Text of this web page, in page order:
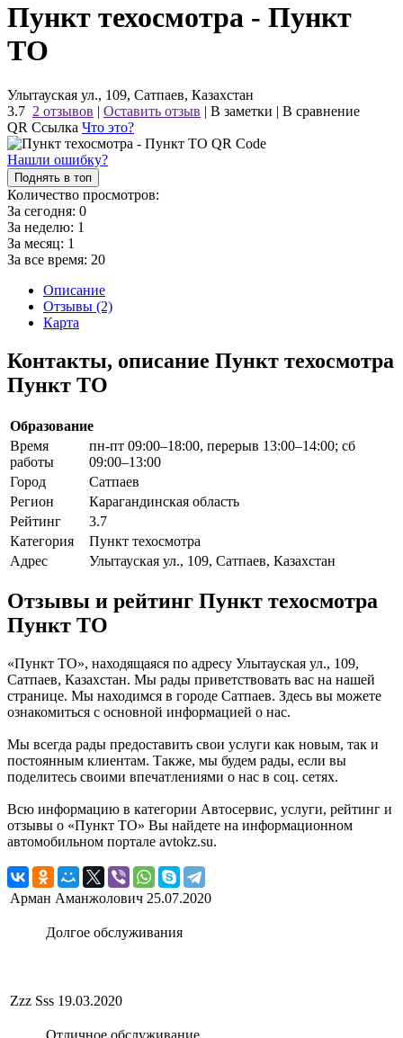
Пункт техосмотра - Пункт
ТО
Улытауская ул., 109, Сатпаев, Казахстан
3.7 2 отзывов | Оставить отзыв | В заметки | В сравнение
QR Ссылка Что это?
Нашли ошибку?
Поднять в топ
Количество просмотров:
За сегодня: 0
За неделю: 1
За месяц: 1
За все время: 20
Описание
Отзывы (2)
Карта
Контакты, описание Пункт техосмотра
Пункт ТО
Образование
Время
работы
пн-пт 09:00–18:00, перерыв 13:00–14:00; сб
09:00–13:00
Город
Сатпаев
Регион
Карагандинская область
Рейтинг
3.7
Категория
Пункт техосмотра
Адрес
Улытауская ул., 109, Сатпаев, Казахстан
Отзывы и рейтинг Пункт техосмотра
Пункт ТО
«Пункт ТО», находящаяся по адресу Улытауская ул., 109,
Сатпаев, Казахстан. Мы рады приветствовать вас на нашей
странице. Мы находимся в городе Сатпаев. Здесь вы можете
ознакомиться с основной информацией о нас.
Мы всегда рады предоставить свои услуги как новым, так и
постоянным клиентам. Также, мы будем рады, если вы
поделитесь своими впечатлениями о нас в соц. сетях.
Всю информацию в категории Автосервис, услуги, рейтинг и
отзывы о «Пункт ТО» Вы найдете на информационном
автомобильном портале avtokz.su.
Арман Аманжолович 25.07.2020
Долгое обслуживания
Zzz Sss 19.03.2020